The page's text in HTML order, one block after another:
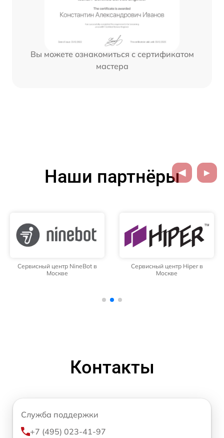
Вы можете ознакомиться с сертификатом
мастера
Наши партнёры
Сервисный центр NineBot в
Москве
Сервисный центр Hiper в
Москве
Контакты
Служба поддержки
+7 (495) 023-41-97